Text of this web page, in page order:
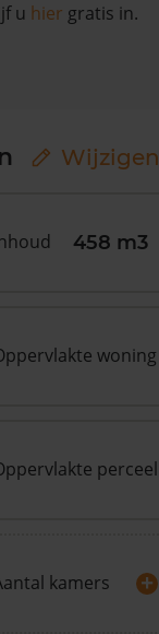
u hier gratis in.
Wijzigen
458 m3
woning
perceel
kamers +